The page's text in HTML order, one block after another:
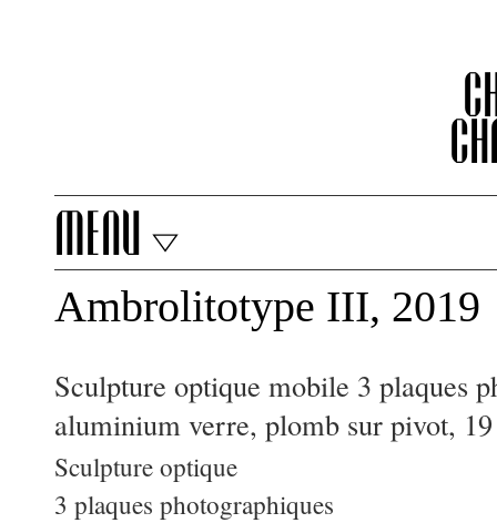
menu
Ambrolitotype III, 2019
Sculpture optique mobile 3 plaques
aluminium verre, plomb sur pivot,
Sculpture optique
3 plaques photographiques